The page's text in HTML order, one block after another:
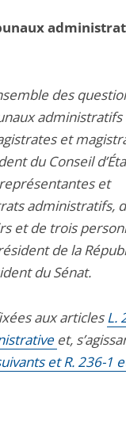
des
administratifs
et
du Conseil
et
administratifs,
et de trois
de la
du Sénat.
aux articlesL.
et,
et R. 236-1